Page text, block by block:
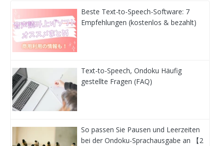
Beste Text-to-Speech-Software: 7
Empfehlungen (kostenlos & bezahlt)
Text-to-Speech, Ondoku Häufig
gestellte Fragen (FAQ)
So passen Sie Pausen und Leerzeiten
bei der Ondoku-Sprachausgabe an 【2